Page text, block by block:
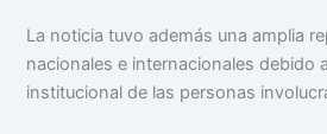
La noticia tuvo además una amplia
nacionales e internacionales debido
institucional de las personas